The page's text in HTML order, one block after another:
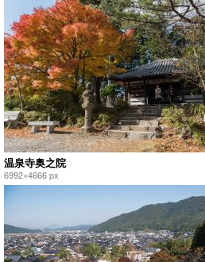
温泉寺奥之院
6992×4666 px